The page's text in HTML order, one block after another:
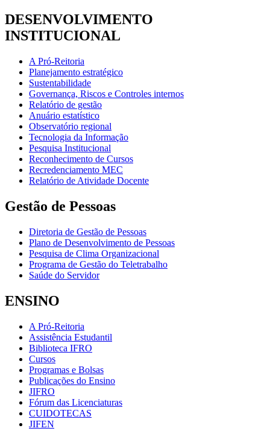
DESENVOLVIMENTO
INSTITUCIONAL
A Pró-Reitoria
Planejamento estratégico
Sustentabilidade
Governança, Riscos e Controles internos
Relatório de gestão
Anuário estatístico
Observatório regional
Tecnologia da Informação
Pesquisa Institucional
Reconhecimento de Cursos
Recredenciamento MEC
Relatório de Atividade Docente
Gestão de Pessoas
Diretoria de Gestão de Pessoas
Plano de Desenvolvimento de Pessoas
Pesquisa de Clima Organizacional
Programa de Gestão do Teletrabalho
Saúde do Servidor
ENSINO
A Pró-Reitoria
Assistência Estudantil
Biblioteca IFRO
Cursos
Programas e Bolsas
Publicações do Ensino
JIFRO
Fórum das Licenciaturas
CUIDOTECAS
JIFEN